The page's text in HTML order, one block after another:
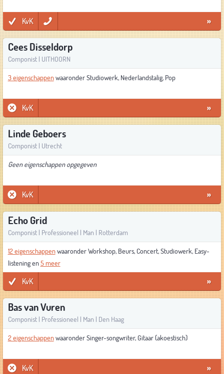
KvK »
Cees Disseldorp
Componist | UITHOORN
3 eigenschappenwaaronder Studiowerk, Nederlandstalig, Pop
KvK »
Linde Geboers
Componist | Utrecht
Geen eigenschappen opgegeven
KvK »
Echo Grid
Componist | Professioneel | Man | Rotterdam
12 eigenschappenwaaronder Workshop, Beurs, Concert, Studiowerk, Easy-
listening en5 meer
KvK »
Bas van Vuren
Componist | Professioneel | Man | Den Haag
2 eigenschappenwaaronder Singer-songwriter, Gitaar (akoestisch)
KvK »